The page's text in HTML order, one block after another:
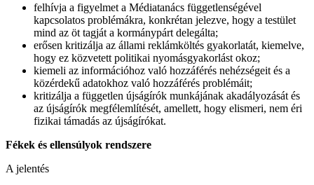
felhívja a figyelmet a Médiatanács függetlenségével
kapcsolatos problémákra, konkrétan jelezve, hogy a testület
mind az öt tagját a kormánypárt delegálta;
erősen kritizálja az állami reklámköltés gyakorlatát, kiemelve,
hogy ez közvetett politikai nyomásgyakorlást okoz;
kiemeli az információhoz való hozzáférés nehézségeit és a
közérdekű adatokhoz való hozzáférés problémáit;
kritizálja a független újságírók munkájának akadályozását és
az újságírók megfélemlítését, amellett, hogy elismeri, nem éri
fizikai támadás az újságírókat.
Fékek és ellensúlyok rendszere
A jelentés